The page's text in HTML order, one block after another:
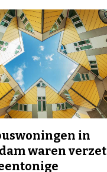
in
waren verzet